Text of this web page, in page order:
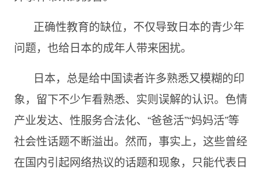
正确性教育的缺位，不仅导致日本的青少年
问题，也给日本的成年人带来困扰。
日本，总是给中国读者许多熟悉又模糊的印
象，留下不少乍看熟悉、实则误解的认识。色情
产业发达、性服务合法化、“爸爸活”“妈妈活”等
社会性话题不断溢出。然而，事实上，这些曾经
在国内引起网络热议的话题和现象，只能代表日